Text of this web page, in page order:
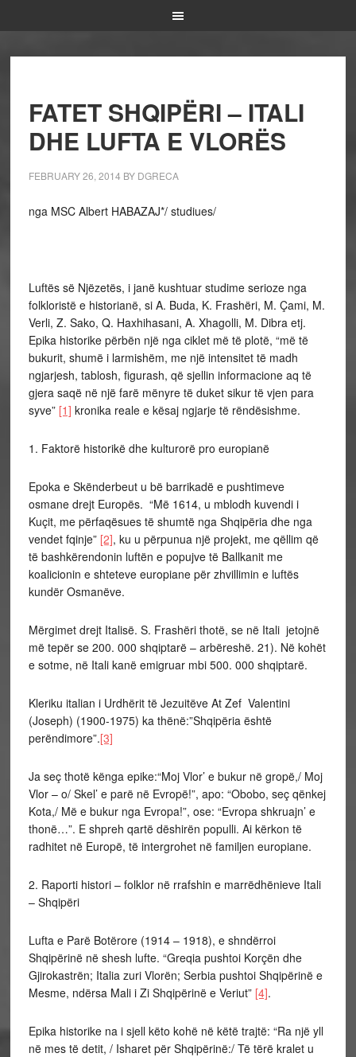
FATET SHQIPËRI – ITALI
DHE LUFTA E VLORËS
FEBRUARY 26, 2014 BY DGRECA
nga MSC Albert HABAZAJ*/ studiues/
Luftës së Njëzetës, i janë kushtuar studime serioze nga
folkloristë e historianë, si A. Buda, K. Frashëri, M. Çami, M.
Verli, Z. Sako, Q. Haxhihasani, A. Xhagolli, M. Dibra etj.
Epika historike përbën një nga ciklet më të plotë, “më të
bukurit, shumë i larmishëm, me një intensitet të madh
ngjarjesh, tablosh, figurash, që sjellin informacione aq të
gjera saqë në një farë mënyre të duket sikur të vjen para
syve” [1] kronika reale e kësaj ngjarje të rëndësishme.
1. Faktorë historikë dhe kulturorë pro europianë
Epoka e Skënderbeut u bë barrikadë e pushtimeve
osmane drejt Europës. “Më 1614, u mblodh kuvendi i
Kuçit, me përfaqësues të shumtë nga Shqipëria dhe nga
vendet fqinje” [2], ku u përpunua një projekt, me qëllim që
të bashkërendonin luftën e popujve të Ballkanit me
koalicionin e shteteve europiane për zhvillimin e luftës
kundër Osmanëve.
Mërgimet drejt Italisë. S. Frashëri thotë, se në Itali jetojnë
më tepër se 200. 000 shqiptarë – arbëreshë. 21). Në kohët
e sotme, në Itali kanë emigruar mbi 500. 000 shqiptarë.
Kleriku italian i Urdhërit të Jezuitëve At Zef Valentini
(Joseph) (1900-1975) ka thënë:”Shqipëria është
perëndimore”.[3]
Ja seç thotë kënga epike:“Moj Vlor’ e bukur në gropë,/ Moj
Vlor – o/ Skel’ e parë në Evropë!”, apo: “Obobo, seç qënkej
Kota,/ Më e bukur nga Evropa!”, ose: “Evropa shkruajn’ e
thonë…”. E shpreh qartë dëshirën populli. Ai kërkon të
radhitet në Europë, të intergrohet në familjen europiane.
2. Raporti histori – folklor në rrafshin e marrëdhënieve Itali
– Shqipëri
Lufta e Parë Botërore (1914 – 1918), e shndërroi
Shqipërinë në shesh lufte. “Greqia pushtoi Korçën dhe
Gjirokastrën; Italia zuri Vlorën; Serbia pushtoi Shqipërinë e
Mesme, ndërsa Mali i Zi Shqipërinë e Veriut” [4].
Epika historike na i sjell këto kohë në këtë trajtë: “Ra një yll
në mes të detit, / Isharet për Shqipërinë:/ Të tërë kralet u